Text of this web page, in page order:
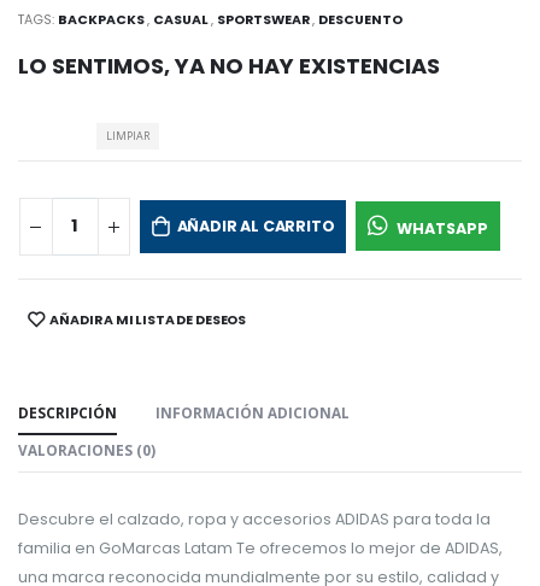
TAGS: BACKPACKS, CASUAL, SPORTSWEAR, DESCUENTO
LO SENTIMOS, YA NO HAY EXISTENCIAS
LIMPIAR
AÑADIR AL CARRITO WHATSAPP
SHARE:AÑADIR A MI LISTA DE DESEOS
DESCRIPCIÓN
INFORMACIÓN ADICIONAL
VALORACIONES (0)
Descubre el calzado, ropa y accesorios ADIDAS para toda la
familia en GoMarcas Latam Te ofrecemos lo mejor de ADIDAS,
una marca reconocida mundialmente por su estilo, calidad y